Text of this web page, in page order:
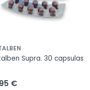
Supra. 30 capsulas
€